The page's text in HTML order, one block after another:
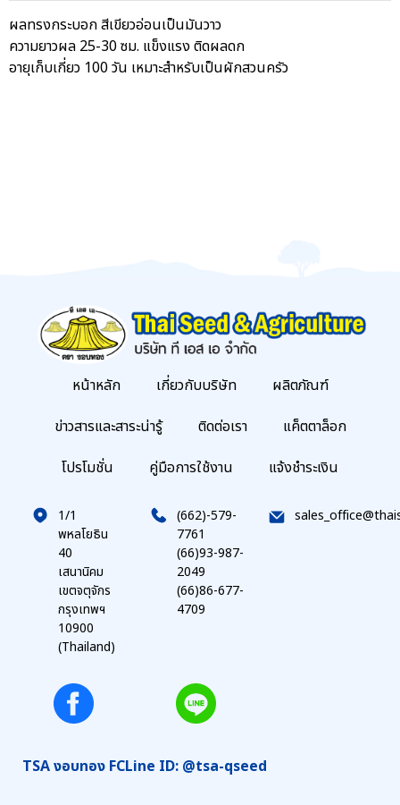
ผลทรงกระบอก สีเขียวอ่อนเป็นมันวาว
ความยาวผล 25-30 ซม. แข็งแรง ติดผลดก
อายุเก็บเกี่ยว 100 วัน เหมาะสำหรับเป็นผักสวนครัว
หน้าหลัก เกี่ยวกับบริษัท
ผลิตภัณฑ์
ข่าวสารและสาระน่ารู้
ติดต่อเรา
แค็ตตาล็อก
โปรโมชั่น
คู่มือการใช้งาน แจ้งชำระเงิน
1/1
พหลโยธิน
40
เสนานิคม
เขตจตุจักร
กรุงเทพฯ
10900
(Thailand)
(662)-579-
7761
(66)93-987-
2049
(66)86-677-
4709
TSA งอบทอง FCLine ID: @tsa-qseed